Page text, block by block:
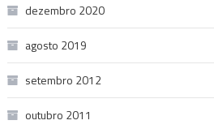
dezembro 2020
agosto 2019
setembro 2012
outubro 2011